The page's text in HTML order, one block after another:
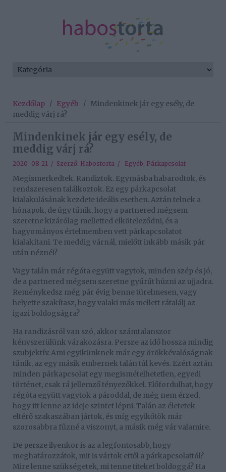
Kezdőlap / Egyéb / Mindenkinek jár egy esély, de
meddig várj rá?
Mindenkinek jár egy esély, de
meddig várj rá?
2020-08-21 / Szerző: Habostorta / Egyéb, Párkapcsolat
Megismerkedtek. Randiztok. Egymásba habarodtok, és
rendszeresen találkoztok. Ez egy párkapcsolat
kialakulásának kezdete ideális esetben. Aztán telnek a
hónapok, de úgy tűnik, hogy a partnered mégsem
szeretne kizárólag melletted elköteleződni, és a
hagyományos értelmemben vett párkapcsolatot
kialakítani. Te meddig várnál, mielőtt inkább másik pár
után néznél?
Vagy talán már régóta együtt vagytok, minden szép és jó,
de a partnered mégsem szeretne gyűrűt húzni az ujjadra.
Reménykedsz még pár évig benne türelmesen, vagy
helyette szakítasz, hogy valaki más mellett rátalálj az
igazi boldogságra?
Ha randizásról van szó, akkor számtalanszor
kényszerülünk várakozásra. Persze az idő hossza mindig
szubjektív. Ami egyikünknek már egy örökkévalóságnak
tűnik, az egy másik embernek talán túl kevés. Ezért aztán
minden párkapcsolat egy megismételhetetlen, egyedi
történet, csak rá jellemző tényezőkkel. Előfordulhat, hogy
régóta együtt vagytok a pároddal, de még nem érzed,
hogy itt lenne az ideje szintet lépni. Talán az életetek
eltérő szakaszában jártok, és míg egyikőtök már
szorosabbra fűzné a viszonyt, a másik még vár valamire.
De persze ilyenkor is az a legfontosabb, hogy
meghatározzátok, mit is vártok ettől a párkapcsolattól?
Mire lenne szükségetek, mi tenne titeket boldoggá? Ha